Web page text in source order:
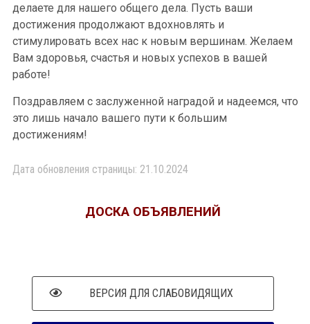
делаете для нашего общего дела. Пусть ваши
достижения продолжают вдохновлять и
стимулировать всех нас к новым вершинам. Желаем
Вам здоровья, счастья и новых успехов в вашей
работе!
Поздравляем с заслуженной наградой и надеемся, что
это лишь начало вашего пути к большим
достижениям!
Дата обновления страницы: 21.10.2024
ДОСКА ОБЪЯВЛЕНИЙ
ВЕРСИЯ ДЛЯ СЛАБОВИДЯЩИХ